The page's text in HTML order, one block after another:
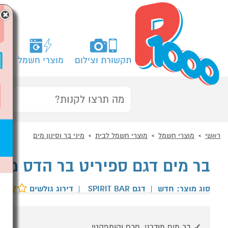
תקשורת וצילום מוצרי חשמל
ראשי מוצרי חשמל מוצרי חשמל לבית מיני בר וסינון מים
בר מים דגם ספיריט בר הדס
סוג מוצר: חדש | דגם SPIRIT BAR | דירוג גולשים
×